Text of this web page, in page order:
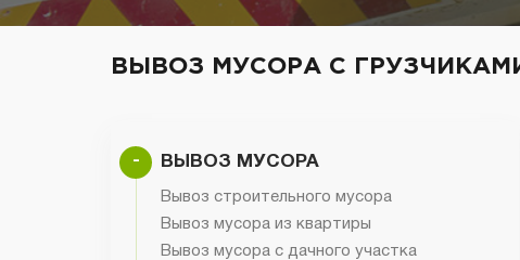
ВЫВОЗ МУСОРА С
- ВЫВОЗ МУСОРА
Вывоз строительного мусора
Вывоз мусора из квартиры
Вывоз мусора с дачного участка